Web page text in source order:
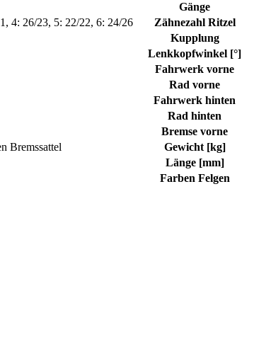
Gänge
4: 26/23, 5: 22/22, 6: 24/26 Zähnezahl Ritzel
Kupplung
Lenkkopfwinkel [°]
Fahrwerk vorne
Rad vorne
Fahrwerk hinten
Rad hinten
Bremse vorne
Bremssattel Gewicht [kg]
Länge [mm]
Farben Felgen